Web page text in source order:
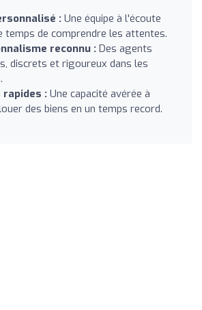
: Une équipe à l'écoute
temps de comprendre les attentes.
reconnu :Des agents
discrets et rigoureux dans les
: Une capacité avérée à
des biens en un temps record.